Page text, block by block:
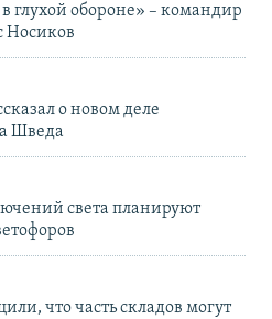
глухой обороне» – командир
Носиков
о новом деле
Шведа
света планируют
что часть складов могут